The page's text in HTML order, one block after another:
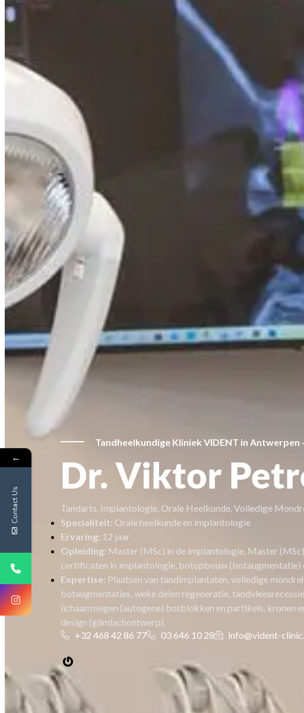
Tandheelkundige Kliniek VIDENT in Antwerpen
Dr. Viktor
Tandarts, Implantologie, Orale Heelkunde, Volledige
Specialiteit: Orale heelkunde en implantologie
Ervaring: 12 jaar
Opleiding: Master (MSc) in de implantologie, Master
certificaten in implantologie, botopbouw (botaugmentatie)
Expertise: Plaatsen van tandimplantaten, volledige
botaugmentaties, weke delen regeneratie,
lichaamseigen (autogene) botblokken en partikels, kronen
design (glimlachontwerp).
+32 468 42 86 77
03 646 10 28 info@vident-
←
Contact Us